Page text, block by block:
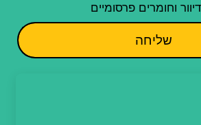
וחומרים פרסומיים
שליחה